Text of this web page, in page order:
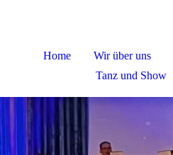
Home Wir über uns
Tanz und Show